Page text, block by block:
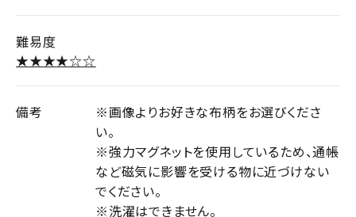
難易度
★★★★☆☆
備考
※画像よりお好きな布柄をお選びくださ
い。
※強力マグネットを使用しているため、通帳
など磁気に影響を受ける物に近づけない
でください。
※洗濯はできません。